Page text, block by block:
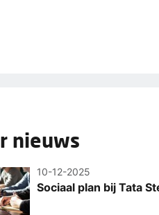
nieuws
10-12-2025
Sociaal plan bij Tata